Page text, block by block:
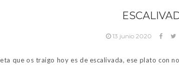
13 junio 2020
que os traigo hoy es de escalivada, ese plato con